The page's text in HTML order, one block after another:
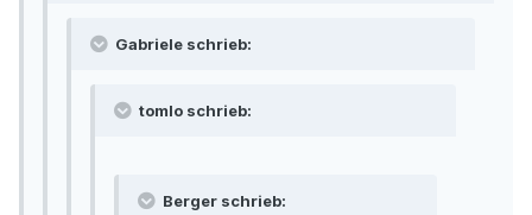
Gabriele schrieb:
tomlo schrieb:
Berger schrieb: